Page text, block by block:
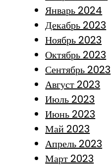
Январь 2024
Декабрь 2023
Ноябрь 2023
Октябрь 2023
Сентябрь 2023
Август 2023
Июль 2023
Июнь 2023
Май 2023
Апрель 2023
Март 2023